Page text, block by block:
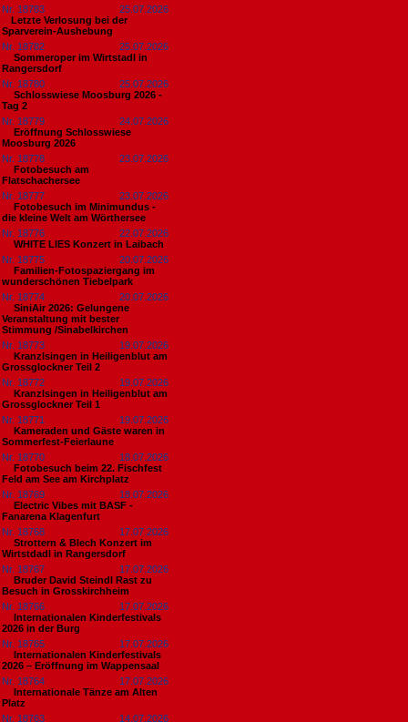
Nr. 18783
25.07.2026
​Letzte Verlosung bei der
Sparverein-Aushebung
Nr. 18782
25.07.2026
Sommeroper im Wirtstadl in
Rangersdorf
Nr. 18780
25.07.2026
Schlosswiese Moosburg 2026 -
Tag 2
Nr. 18779
24.07.2026
Eröffnung Schlosswiese
Moosburg 2026
Nr. 18778
23.07.2026
Fotobesuch am
Flatschachersee
Nr. 18777
23.07.2026
Fotobesuch im Minimundus -
die kleine Welt am Wörthersee
Nr. 18776
22.07.2026
WHITE LIES Konzert in Laibach
Nr. 18775
20.07.2026
Familien-Fotospaziergang im
wunderschönen Tiebelpark
Nr. 18774
20.07.2026
SiniAir 2026: Gelungene
Veranstaltung mit bester
Stimmung /Sinabelkirchen
Nr. 18773
19.07.2026
Kranzlsingen in Heiligenblut am
Grossglockner Teil 2
Nr. 18772
19.07.2026
Kranzlsingen in Heiligenblut am
Grossglockner Teil 1
Nr. 18771
19.07.2026
Kameraden und Gäste waren in
Sommerfest-Feierlaune
Nr. 18770
18.07.2026
Fotobesuch beim 22. Fischfest
Feld am See am Kirchplatz
Nr. 18769
18.07.2026
Electric Vibes mit BASF -
Fanarena Klagenfurt
Nr. 18768
17.07.2026
Strottern & Blech Konzert im
Wirtstdadl in Rangersdorf
Nr. 18767
17.07.2026
Bruder David Steindl Rast zu
Besuch in Grosskirchheim
Nr. 18766
17.07.2026
Internationalen Kinderfestivals
2026 in der Burg
Nr. 18765
17.07.2026
Internationalen Kinderfestivals
2026 – Eröffnung im Wappensaal
Nr. 18764
17.07.2026
Internationale Tänze am Alten
Platz
Nr. 18763
14.07.2026